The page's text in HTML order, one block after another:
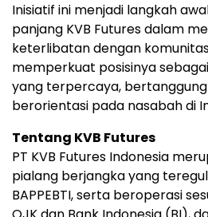
Inisiatif ini menjadi langkah
panjang KVB Futures dalam
keterlibatan dengan
memperkuat posisinya
yang terpercaya,
berorientasi pada nasabah di
Tentang KVB Futures
PT KVB Futures Indonesia
pialang berjangka yang
BAPPEBTI, serta beroperasi